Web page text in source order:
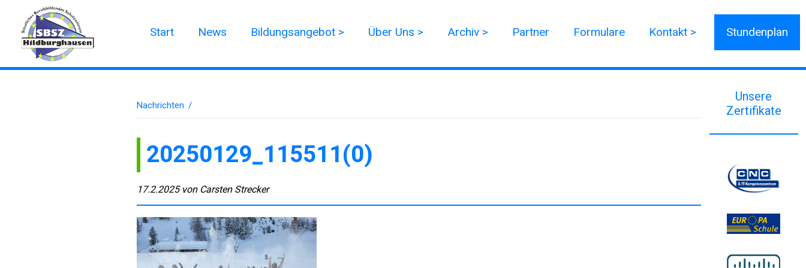
Start News Bildungsangebot > Über Uns > Archiv > Partner Formulare Kontakt > Stundenplan
Nachrichten /
20250129_115511(0)
17.2.2025 von Carsten Strecker
Unsere
Zertifikate